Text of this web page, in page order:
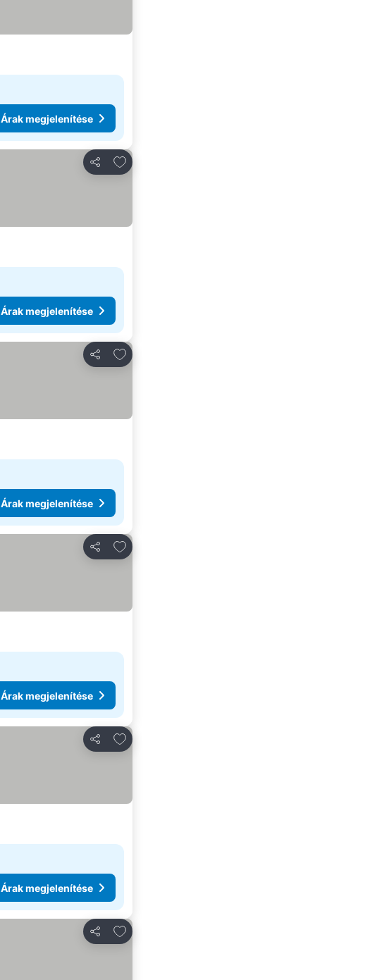
Árak megjelenítése
Megosztás
Hozzáadás a kedvencekhez
Árak megjelenítése
Megosztás
Hozzáadás a kedvencekhez
Árak megjelenítése
Megosztás
Hozzáadás a kedvencekhez
Árak megjelenítése
Megosztás
Hozzáadás a kedvencekhez
Árak megjelenítése
Megosztás
Hozzáadás a kedvencekhez